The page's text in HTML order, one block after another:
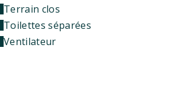
Terrain clos
Toilettes séparées
Ventilateur